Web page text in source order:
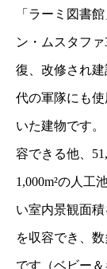
「ラーミ図書
ン・ムスタフ
復、改修され
代の軍隊にも
いた建物です。
容できる他、
1,000m²の人工
い室内景観面
を収容でき、
です（ベビー